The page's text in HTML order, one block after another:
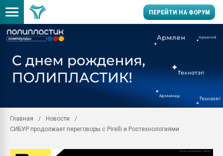
ПЕРЕЙТИ НА ФОРУМ
Вакуум-формовочные
28.07.2026
Главная
Новости
СИБУР продолжает переговоры с Pirelli и Ростехнологиями